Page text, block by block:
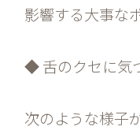
影響する大事な
◆ 舌のクセに気
次のような様子